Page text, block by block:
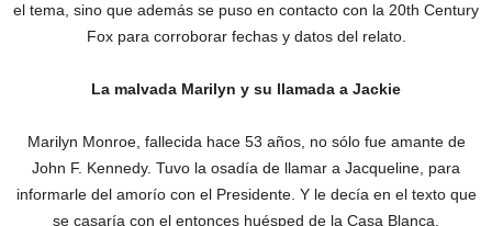
el tema, sino que además se puso en contacto con la 20th Century
Fox para corroborar fechas y datos del relato.
La malvada Marilyn y su llamada a Jackie
Marilyn Monroe, fallecida hace 53 años, no sólo fue amante de
John F. Kennedy. Tuvo la osadía de llamar a Jacqueline, para
informarle del amorío con el Presidente. Y le decía en el texto que
se casaría con el entonces huésped de la Casa Blanca.